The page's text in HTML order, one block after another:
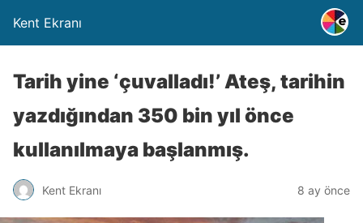
Kent Ekranı
Tarih yine ‘çuvalladı!’ Ateş, tarihin
yazdığından 350 bin yıl önce
kullanılmaya başlanmış.
Kent Ekranı 8 ay önce